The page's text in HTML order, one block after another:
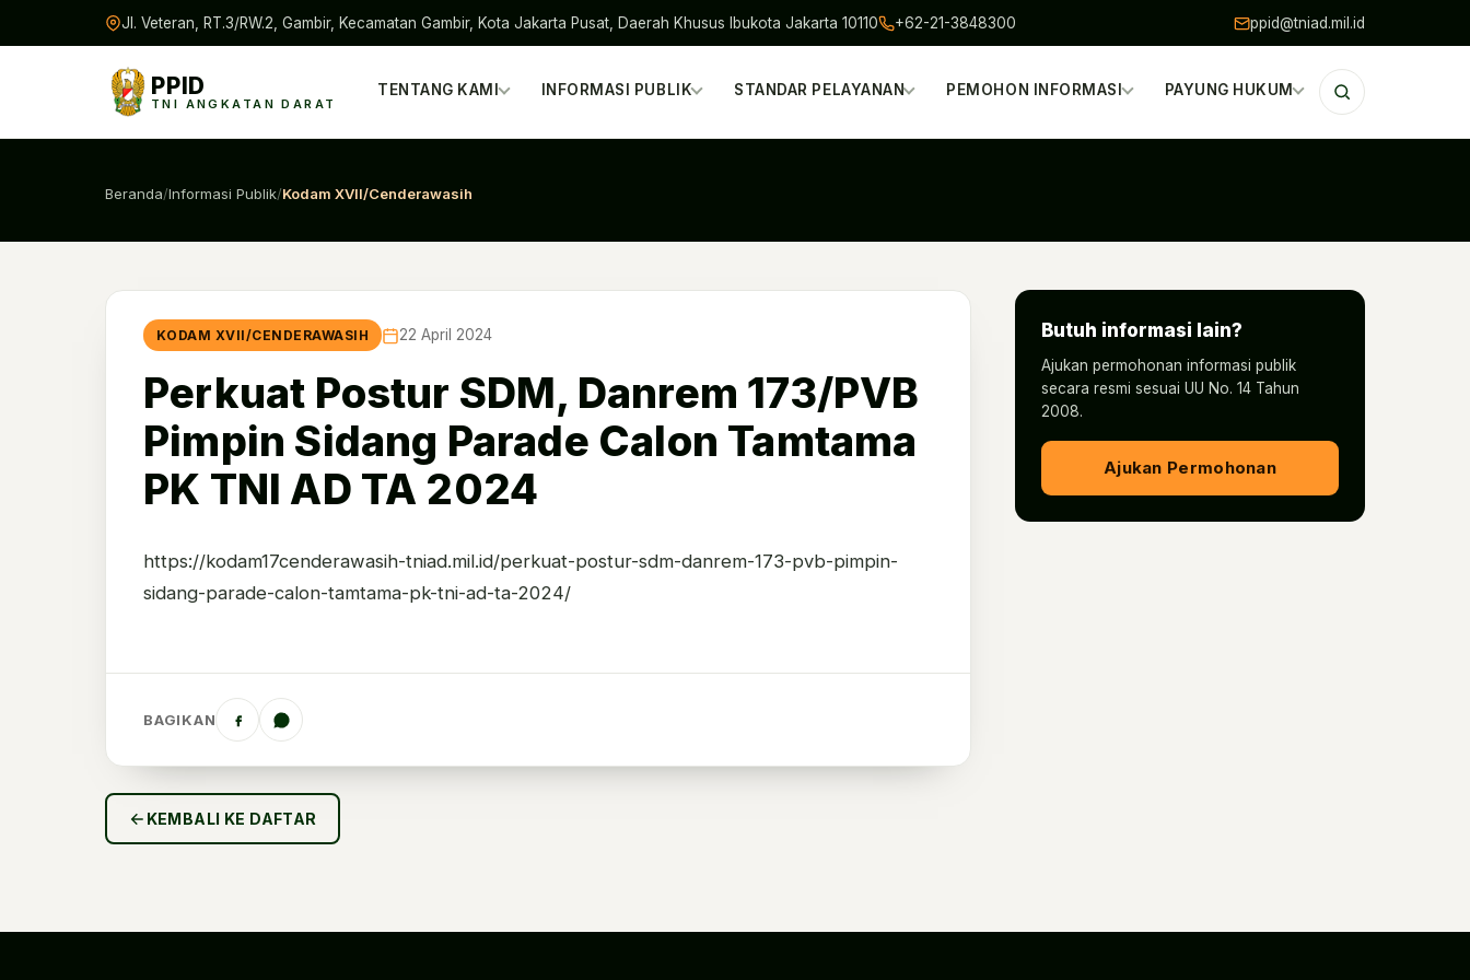
Jl. Veteran, RT.3/RW.2, Gambir, Kecamatan Gambir, Kota Jakarta Pusat, Daerah Khusus Ibukota Jakarta 10110 +62-21-3848300 ppid@tniad.mil.id
PPID
TNI ANGKATAN DARAT
TENTANG KAMI INFORMASI PUBLIK STANDAR PELAYANAN PEMOHON INFORMASI PAYUNG HUKUM
Beranda/Informasi Publik/Kodam XVII/Cenderawasih
KODAM XVII/CENDERAWASIH 22 April 2024
Perkuat Postur SDM, Danrem 173/PVB
Pimpin Sidang Parade Calon Tamtama
PK TNI AD TA 2024
https://kodam17cenderawasih-tniad.mil.id/perkuat-postur-sdm-danrem-173-pvb-pimpin-
sidang-parade-calon-tamtama-pk-tni-ad-ta-2024/
BAGIKAN
Butuh informasi lain?
Ajukan permohonan informasi publik
secara resmi sesuai UU No. 14 Tahun
2008.
Ajukan Permohonan
KEMBALI KE DAFTAR